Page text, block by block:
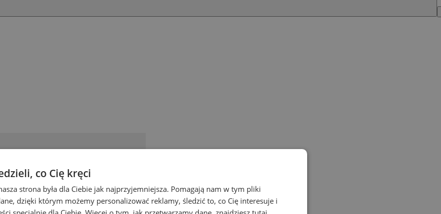
co Cię kręci
strona była dla Ciebie jak najprzyjemniejsza. Pomagają nam w tym pliki
dzięki którym możemy personalizować reklamy, śledzić to, co Cię interesuje i